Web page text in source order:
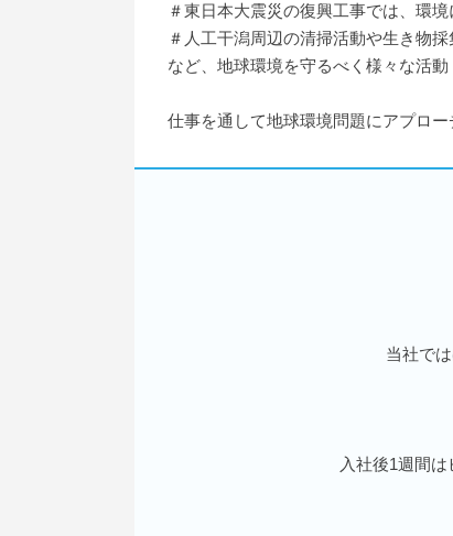
＃東日本大震災の復興工事では、環
＃人工干潟周辺の清掃活動や生き物
など、地球環境を守るべく様々な活
仕事を通して地球環境問題にアプロ
当社で
入社後1週間